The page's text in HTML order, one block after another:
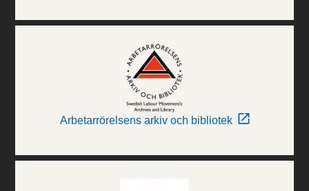
Arbetarrörelsens arkiv och bibliotek